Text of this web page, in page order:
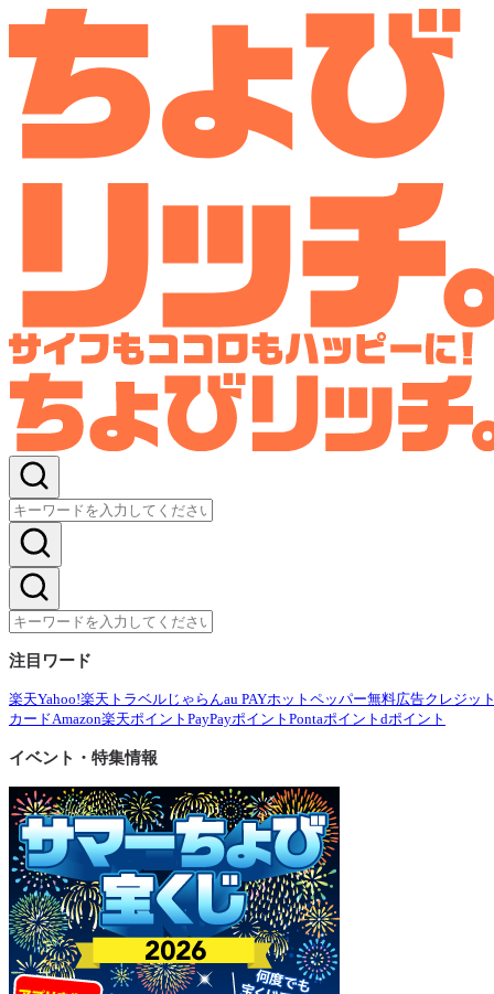
注目ワード
楽天Yahoo!楽天トラベル じゃらんau PAYホットペッパー無料広告クレジッ
カードAmazon楽天ポイント PayPayポイント Pontaポイント dポイント
イベント・特集情報